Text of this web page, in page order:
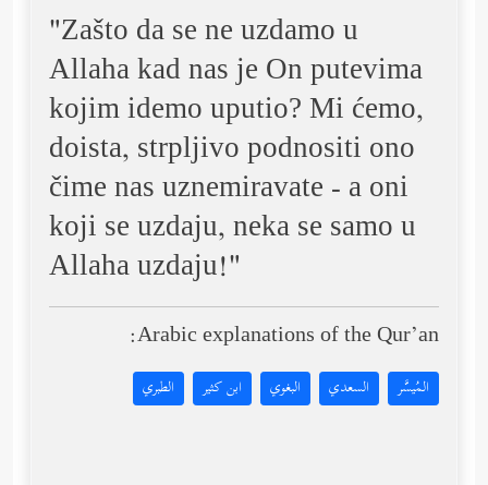
"Zašto da se ne uzdamo u
Allaha kad nas je On putevima
kojim idemo uputio? Mi ćemo,
doista, strpljivo podnositi ono
čime nas uznemiravate - a oni
koji se uzdaju, neka se samo u
Allaha uzdaju!"
Arabic explanations of the Qur’an:
المُيسَّر السعدي البغوي ابن كثير الطبري